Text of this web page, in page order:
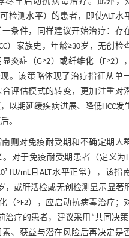
检测水平）的患者，即使ALT水
一条件，同样建议开始治疗：存
）家族史，年龄≥30岁，无创检
炎症（G≥2）或纤维化（F≥2）
现。该策略体现了治疗指征从单
评估模式的转变，更加注重对
以期延缓疾病进展、降低HCC发
。
南则对免疫耐受期和不确定期人
对于免疫耐受期患者（定义为
IU/mL且ALT水平正常），该指
，或肝活检或无创检测显示显著
化（≥F2），应启动抗病毒治疗；
治疗的患者，建议采用“共同决策
、获益与潜在风险后再决定是